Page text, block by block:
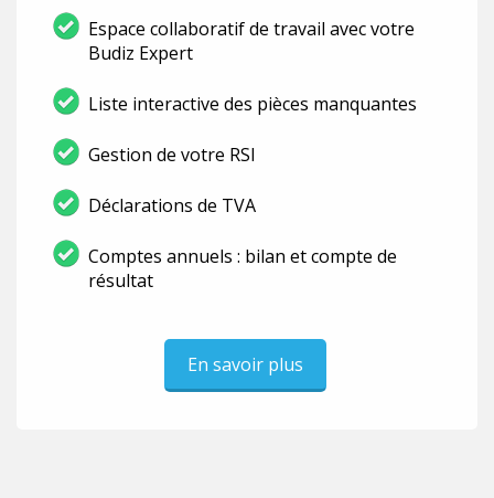
Espace collaboratif de travail avec votre
Budiz Expert
Liste interactive des pièces manquantes
Gestion de votre RSI
Déclarations de TVA
Comptes annuels : bilan et compte de
résultat
En savoir plus